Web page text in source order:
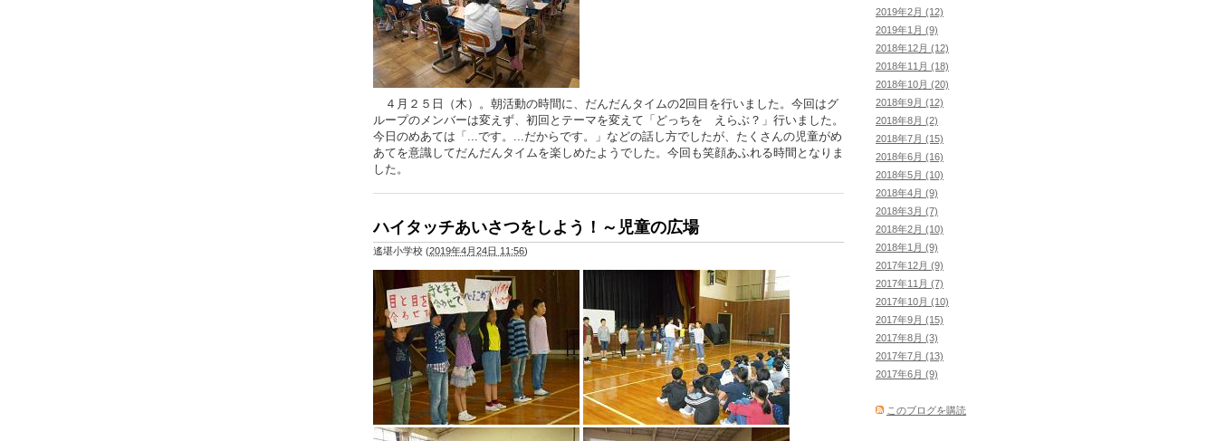
４月２５日（木）。朝活動の時間に、だんだんタイムの2回目を行いました。今回はグ
ループのメンバーは変えず、初回とテーマを変えて「どっちを えらぶ？」行いました。
今日のめあては「...です。...だからです。」などの話し方でしたが、たくさんの児童がめ
あてを意識してだんだんタイムを楽しめたようでした。今回も笑顔あふれる時間となりま
した。
ハイタッチあいさつをしよう！～児童の広場
遙堪小学校 (2019年4月24日 11:56)
2019年2月 (12)
2019年1月 (9)
2018年12月 (12)
2018年11月 (18)
2018年10月 (20)
2018年9月 (12)
2018年8月 (2)
2018年7月 (15)
2018年6月 (16)
2018年5月 (10)
2018年4月 (9)
2018年3月 (7)
2018年2月 (10)
2018年1月 (9)
2017年12月 (9)
2017年11月 (7)
2017年10月 (10)
2017年9月 (15)
2017年8月 (3)
2017年7月 (13)
2017年6月 (9)
このブログを購読